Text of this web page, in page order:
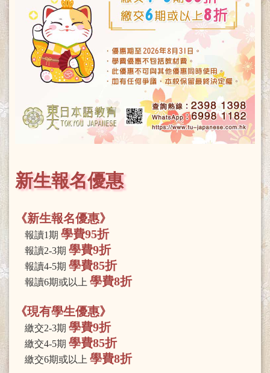
新生報名優惠
《新生報名優惠》
報讀1期 學費95折
報讀2-3期 學費9折
報讀4-5期 學費85折
報讀6期或以上 學費8折
《現有學生優惠》
繳交2-3期 學費9折
繳交4-5期 學費85折
繳交6期或以上 學費8折